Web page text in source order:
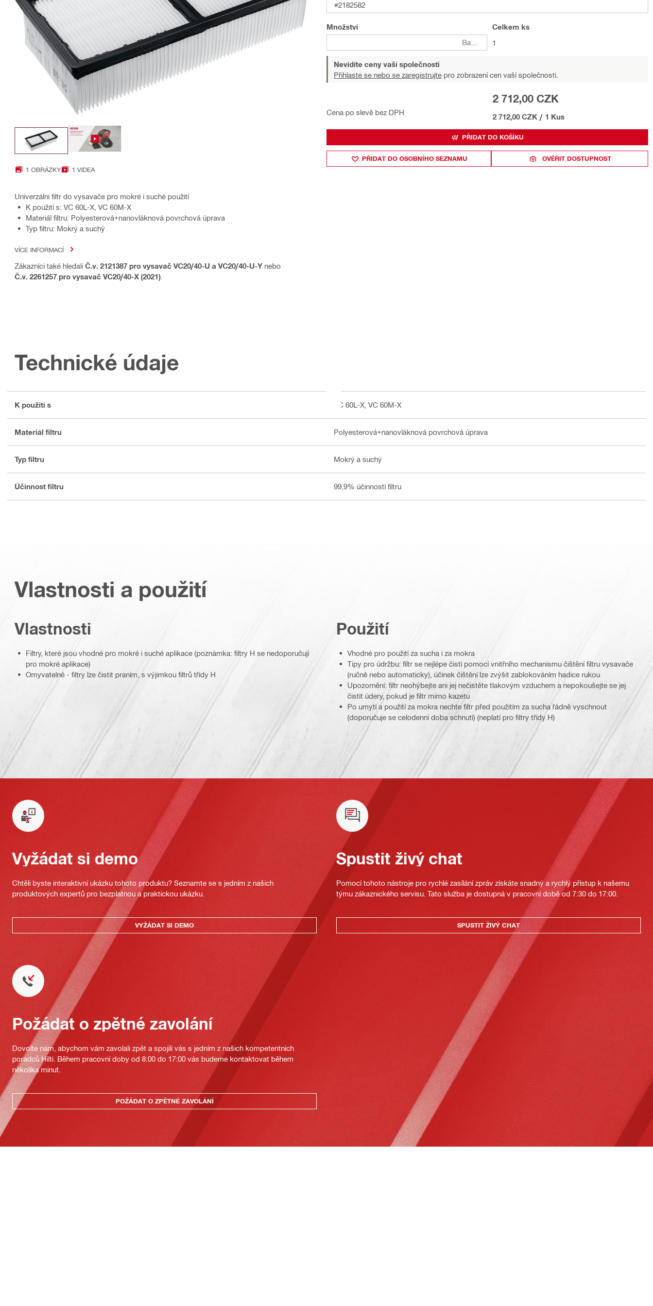
1 OBRÁZKY 1 VIDEA
Univerzální filtr do vysavače pro mokré i suché použití
K použití s: VC 60L-X, VC 60M-X
Materiál filtru: Polyesterová+nanovláknová povrchová úprava
Typ filtru: Mokrý a suchý
VÍCE INFORMACÍ
Zákazníci také hledali Č.v. 2121387 pro vysavač VC20/40-U a VC20/40-U-Y nebo
Č.v. 2261257 pro vysavač VC20/40-X (2021)
#2182582
Množství
Celkem ks
1
Nevidíte ceny vaší společnosti
Přihlaste se nebo se zaregistrujte pro zobrazení cen vaší společnosti.
Cena po slevě bez DPH
2 712,00 CZK
2 712,00 CZK / 1 Kus
PŘIDAT DO KOŠÍKU
PŘIDAT DO OSOBNÍHO SEZNAMU OVĚŘIT DOSTUPNOST
Technické údaje
K použití s VC 60L-X, VC 60M-X
Materiál filtru Polyesterová+nanovláknová povrchová úprava
Typ filtru Mokrý a suchý
Účinnost filtru 99,9% účinností filtru
Vlastnosti a použití
Vlastnosti
Filtry, které jsou vhodné pro mokré i suché aplikace (poznámka: filtry H se nedoporučují
pro mokré aplikace)
Omyvatelné - filtry lze čistit praním, s výjimkou filtrů třídy H
Použití
Vhodné pro použití za sucha i za mokra
Tipy pro údržbu: filtr se nejlépe čistí pomocí vnitřního mechanismu čištění filtru vysavače
(ručně nebo automaticky), účinek čištění lze zvýšit zablokováním hadice rukou
Upozornění: filtr neohýbejte ani jej nečistěte tlakovým vzduchem a nepokoušejte se jej
čistit údery, pokud je filtr mimo kazetu
Po umytí a použití za mokra nechte filtr před použitím za sucha řádně vyschnout
(doporučuje se celodenní doba schnutí) (neplatí pro filtry třídy H)
Vyžádat si demo
Chtěli byste interaktivní ukázku tohoto produktu? Seznamte se s jedním z našich
produktových expertů pro bezplatnou a praktickou ukázku.
VYŽÁDAT SI DEMO
Spustit živý chat
Pomocí tohoto nástroje pro rychlé zasílání zpráv získáte snadný a rychlý přístup k našemu
týmu zákaznického servisu. Tato služba je dostupná v pracovní době od 7:30 do 17:00.
SPUSTIT ŽIVÝ CHAT
Požádat o zpětné zavolání
Dovolte nám, abychom vám zavolali zpět a spojili vás s jedním z našich kompetentních
poradců Hilti. Během pracovní doby od 8:00 do 17:00 vás budeme kontaktovat během
několika minut.
POŽÁDAT O ZPĚTNÉ ZAVOLÁNÍ